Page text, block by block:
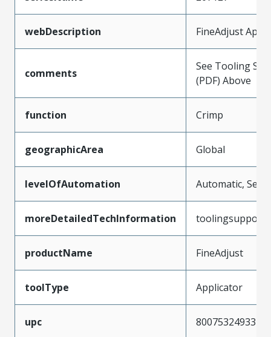
webDescription FineAdjust
comments
See Tooling
(PDF) Above
function Crimp
geographicArea Global
levelOfAutomation Automatic,
moreDetailedTechInformation
productName FineAdjust
toolType Applicator
upc 800753249332